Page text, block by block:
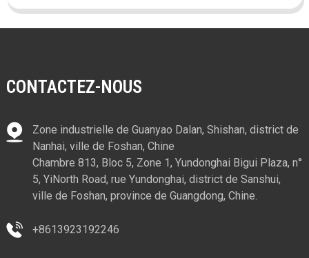
CONTACTEZ-NOUS
Zone industrielle de Guanyao Dalan, Shishan, district de
Nanhai, ville de Foshan, Chine
Chambre 813, Bloc 5, Zone 1, Yundonghai Bigui Plaza, n°
5, YiNorth Road, rue Yundonghai, district de Sanshui,
ville de Foshan, province de Guangdong, Chine.
+8613923192246